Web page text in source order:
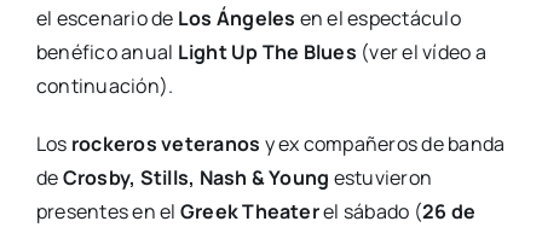
el escenario de Los Ángeles en el espectáculo
benéfico anual Light Up The Blues (ver el vídeo a
continuación).
Los rockeros veteranos y ex compañeros de banda
deCrosby, Stills, Nash & Young estuvieron
presentes en el Greek Theaterel sábado (26 de